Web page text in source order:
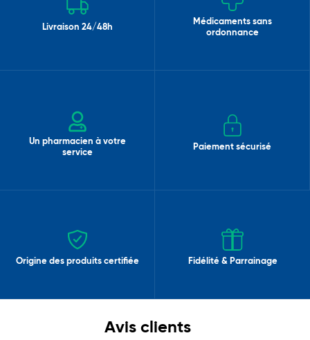
Livraison 24/48h
Médicaments sans
ordonnance
Un pharmacien à votre
service
Paiement sécurisé
Origine des produits certifiée Fidélité & Parrainage
Avis clients